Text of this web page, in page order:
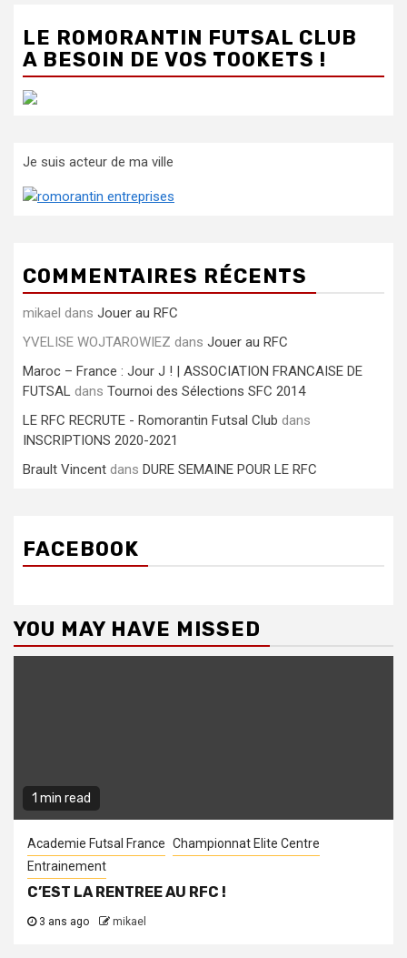
LE ROMORANTIN FUTSAL CLUB
A BESOIN DE VOS TOOKETS !
Je suis acteur de ma ville
COMMENTAIRES RÉCENTS
mikael dans Jouer au RFC
YVELISE WOJTAROWIEZ dans Jouer au RFC
Maroc – France : Jour J ! | ASSOCIATION FRANCAISE DE
FUTSAL dans Tournoi des Sélections SFC 2014
LE RFC RECRUTE - Romorantin Futsal Club dans
INSCRIPTIONS 2020-2021
Brault Vincent dans DURE SEMAINE POUR LE RFC
FACEBOOK
YOU MAY HAVE MISSED
1 min read
Academie Futsal France Championnat Elite Centre
Entrainement
C’EST LA RENTREE AU RFC !
3 ans ago mikael